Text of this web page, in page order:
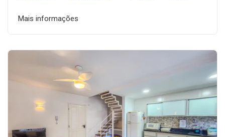
Mais informações